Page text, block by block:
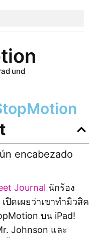
und
encabezado
Journal นักร้อง
เปิดเผยว่าเขาทำมิวสิค
บน iPad!
Johnson และ